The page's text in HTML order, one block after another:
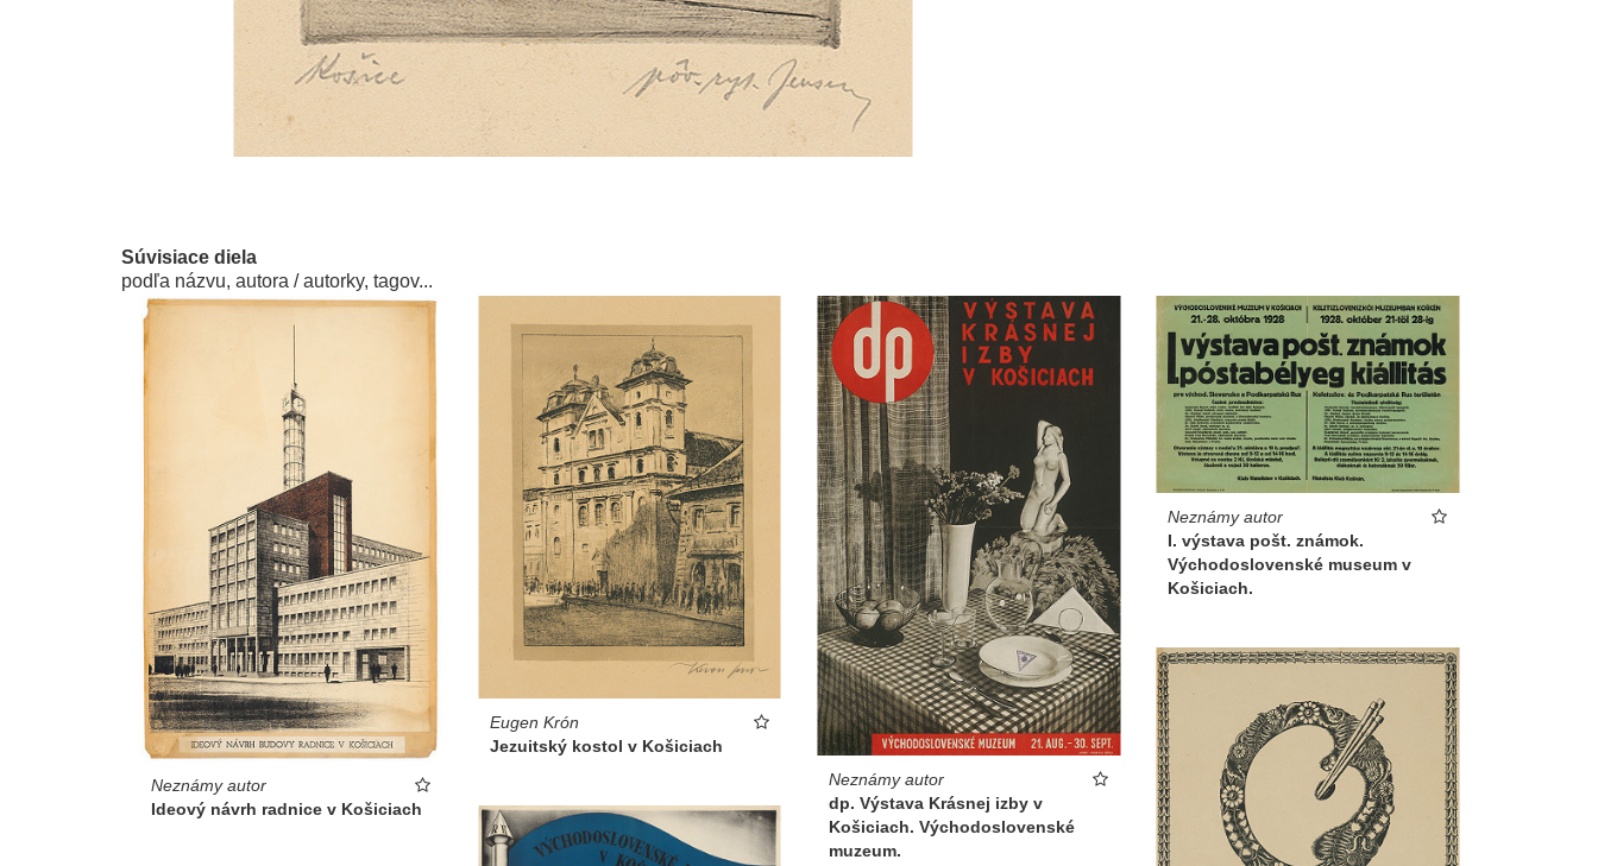
Súvisiace diela
podľa názvu, autora / autorky, tagov...
Neznámy autor
Ideový návrh radnice v Košiciach
Eugen Krón
Jezuitský kostol v Košiciach
Neznámy autor
dp. Výstava Krásnej izby v
Košiciach. Východoslovenské
muzeum.
Neznámy autor
I. výstava pošt. známok.
Východoslovenské museum v
Košiciach.